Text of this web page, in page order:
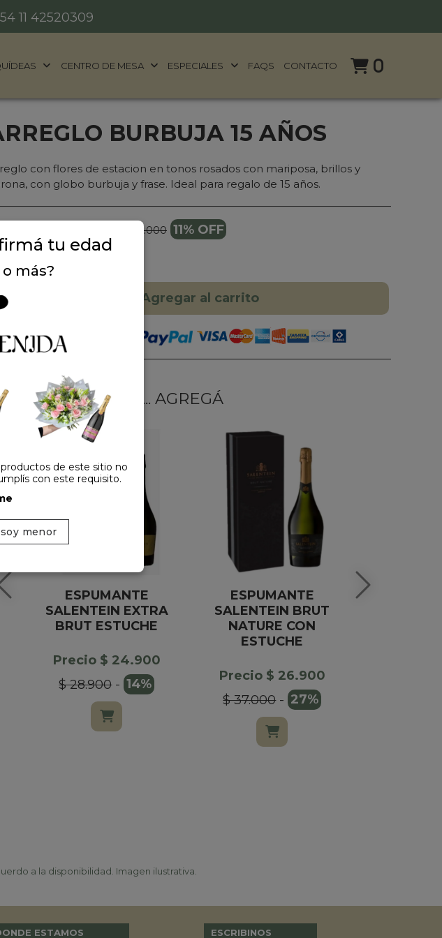
11 42520309
CENTRO DE MESA ESPECIALES FAQS CONTACTO 0
BURBUJA 15 AÑOS
con flores de estacion en tonos rosados con mariposa, brillos y
con globo burbuja y frase. Ideal para regalo de 15 años.
$ 179.000 11% OFF
Agregar al carrito
ESPECIAL... AGREGÁ
ESPUMANTE
SALENTEIN EXTRA
BRUT ESTUCHE
Precio $ 24.900
$ 28.900-14%
ESPUMANTE
SALENTEIN BRUT
NATURE CON
ESTUCHE
Precio $ 26.900
$ 37.000- 27%
a la disponibilidad. Imagen ilustrativa.
ESTAMOS ESCRIBINOS
tu edad
o más?
de este sitio no
con este requisito.